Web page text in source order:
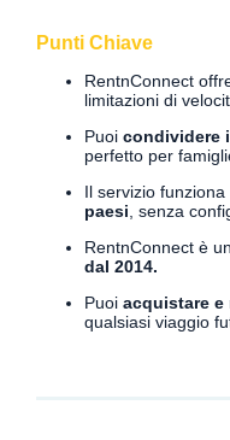
Punti Chiave
RentnConnect
limitazioni di
Puoi condividere
perfetto per
Il servizio funziona
paesi , senza
RentnConnect è un
dal 2014.
Puoi acquistare
qualsiasi viaggio